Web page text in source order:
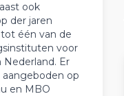
ook
der jaren
één van de
voor
Nederland. Er
op
en MBO